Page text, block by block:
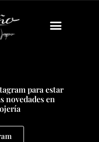
para estar
novedades en